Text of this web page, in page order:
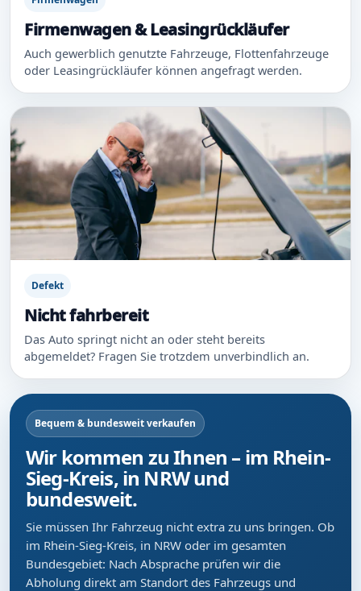
Firmenwagen & Leasingrückläufer
Auch gewerblich genutzte Fahrzeuge, Flottenfahrzeuge
oder Leasingrückläufer können angefragt werden.
Defekt
Nicht fahrbereit
Das Auto springt nicht an oder steht bereits
abgemeldet? Fragen Sie trotzdem unverbindlich an.
Bequem & bundesweit verkaufen
Wir kommen zu Ihnen – im Rhein-
Sieg-Kreis, in NRW und
bundesweit.
Sie müssen Ihr Fahrzeug nicht extra zu uns bringen. Ob
im Rhein-Sieg-Kreis, in NRW oder im gesamten
Bundesgebiet: Nach Absprache prüfen wir die
Abholung direkt am Standort des Fahrzeugs und